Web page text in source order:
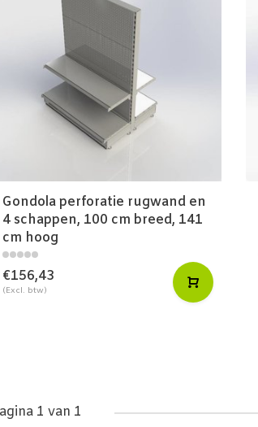
Gondola perforatie rugwand en
4 schappen, 100 cm breed, 141
cm hoog
€156,43
(Excl. btw)
1 van 1